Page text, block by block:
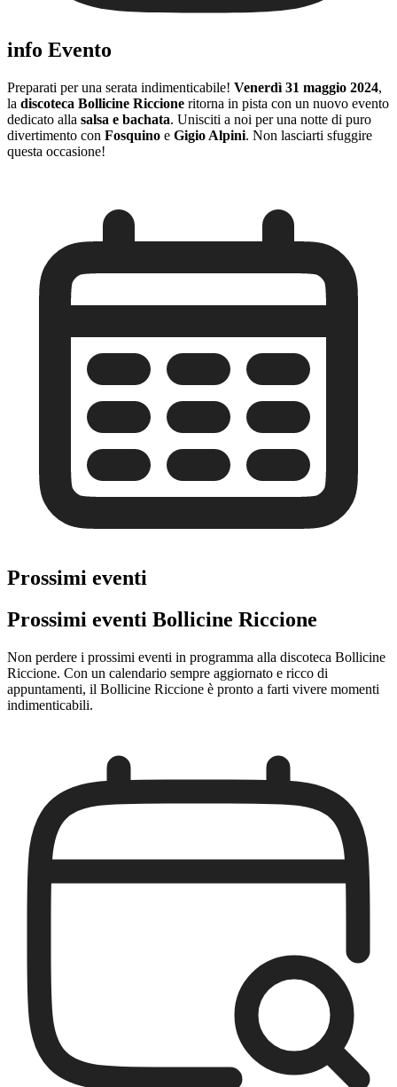
info Evento
Preparati per una serata indimenticabile! Venerdì 31 maggio 2024,
la discoteca Bollicine Riccione ritorna in pista con un nuovo evento
dedicato alla salsa e bachata. Unisciti a noi per una notte di puro
divertimento con Fosquino e Gigio Alpini. Non lasciarti sfuggire
questa occasione!
Prossimi eventi
Prossimi eventi Bollicine Riccione
Non perdere i prossimi eventi in programma alla discoteca Bollicine
Riccione. Con un calendario sempre aggiornato e ricco di
appuntamenti, il Bollicine Riccione è pronto a farti vivere momenti
indimenticabili.